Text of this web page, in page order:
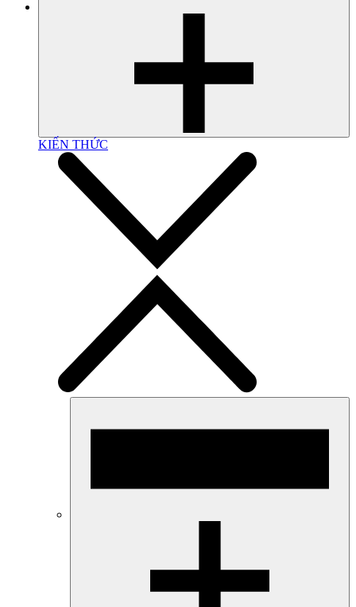
KIẾN THỨC